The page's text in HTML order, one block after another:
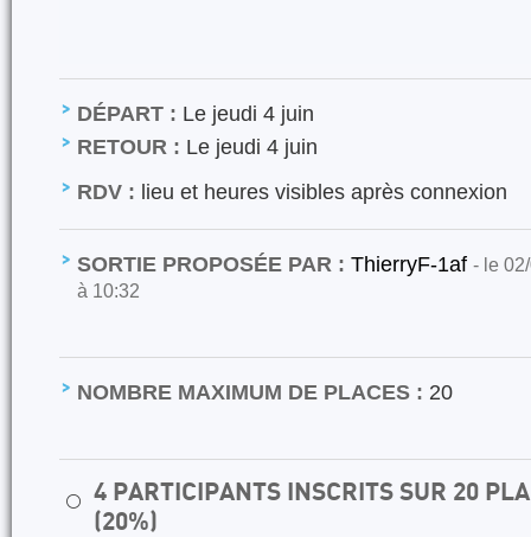
DÉPART : Le jeudi 4 juin
RETOUR : Le jeudi 4 juin
RDV : lieu et heures visibles après connexion
SORTIE PROPOSÉE PAR : ThierryF-1af - le
à 10:32
NOMBRE MAXIMUM DE PLACES : 20
⚪
4 PARTICIPANTS INSCRITS SUR 20
(20%)